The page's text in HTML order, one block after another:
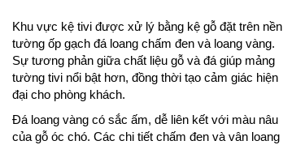
Khu vực kệ tivi được xử lý bằng kệ gỗ đặt trên nền
tường ốp gạch đá loang chấm đen và loang vàng.
Sự tương phản giữa chất liệu gỗ và đá giúp mảng
tường tivi nổi bật hơn, đồng thời tạo cảm giác hiện
đại cho phòng khách.
Đá loang vàng có sắc ấm, dễ liên kết với màu nâu
của gỗ óc chó. Các chi tiết chấm đen và vân loang